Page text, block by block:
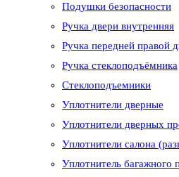
Подушки безопасности
Ручка двери внутренняя
Ручка передней правой
Ручка стеклоподъёмника
Стеклоподъемники
Уплотнители дверные
Уплотнители дверных
Уплотнители салона
Уплотнитель багажного